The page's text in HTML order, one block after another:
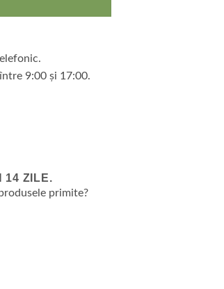
9:00 și 17:00.
14 ZILE.
primite?